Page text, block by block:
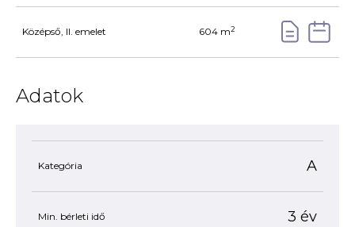
Középső, II. emelet 604 m2
Adatok
Kategória A
Min. bérleti idő 3 év